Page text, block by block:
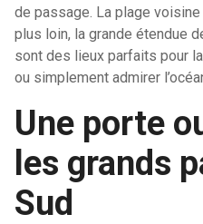
de passage. La plage
plus loin, la grande étendue
sont des lieux parfaits pour
ou simplement admirer
Une porte
les grands
Sud